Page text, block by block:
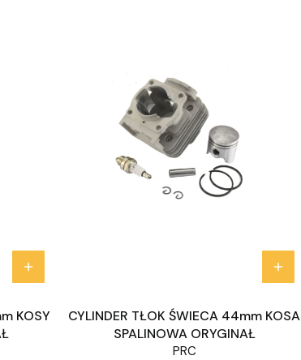
KOSY
CYLINDER TŁOK ŚWIECA 44mm KOSA
SPALINOWA ORYGINAŁ
PRC